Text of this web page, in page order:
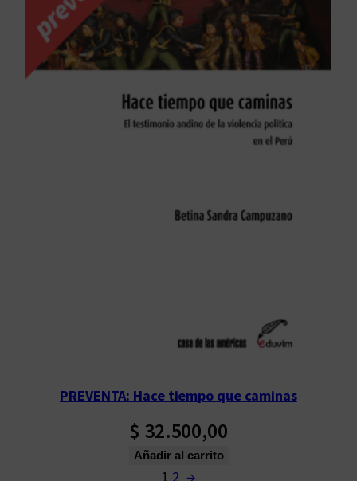
PREVENTA: Hace tiempo que caminas
$ 32.500,00
Añadir al carrito
1 2 →